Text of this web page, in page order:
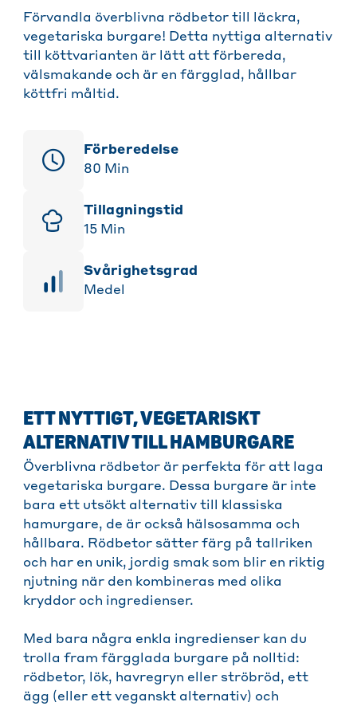
Förvandla överblivna rödbetor till läckra,
vegetariska burgare! Detta nyttiga alternativ
till köttvarianten är lätt att förbereda,
välsmakande och är en färgglad, hållbar
köttfri måltid.
Förberedelse
80 Min
Tillagningstid
15 Min
svårighetsgrad
Medel
ETT NYTTIGT, VEGETARISKT
ALTERNATIV TILL HAMBURGARE
Överblivna rödbetor är perfekta för att laga
vegetariska burgare. Dessa burgare är inte
bara ett utsökt alternativ till klassiska
hamurgare, de är också hälsosamma och
hållbara. Rödbetor sätter färg på tallriken
och har en unik, jordig smak som blir en riktig
njutning när den kombineras med olika
kryddor och ingredienser.
Med bara några enkla ingredienser kan du
trolla fram färgglada burgare på nolltid:
rödbetor, lök, havregryn eller ströbröd, ett
ägg (eller ett veganskt alternativ) och